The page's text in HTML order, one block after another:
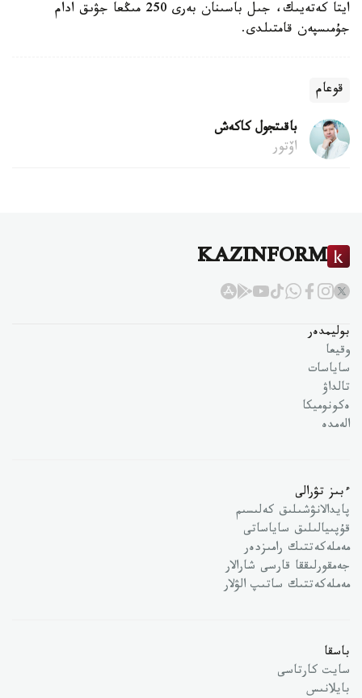
ايتا كەتەيىك، جىل باسىنان بەرى 250 مىڭعا جۋىق ادام
جۇمىسپەن قامتىلدى.
قوعام
باقىتجول كاكەش
اۆتور
KAZINFORM
بوليمدەر
وقيعا
ساياسات
تالداۋ
ەكونوميكا
الەمدە
ءبىز تۋرالى
پايدالانۋشىلىق كەلىسىم
قۇپىيالىلىق ساياساتى
مەملەكەتتىك رامىزدەر
جەمقورلىققا قارسى شارالار
مەملەكەتتىك ساتىپ الۋلار
باسقا
سايت كارتاسى
بايلانىس